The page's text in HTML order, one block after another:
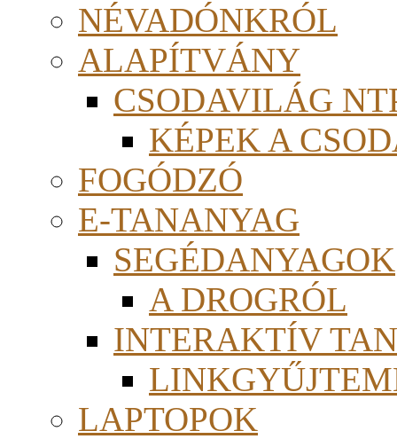
NÉVADÓNKRÓL
ALAPÍTVÁNY
CSODAVILÁG
KÉPEK A
FOGÓDZÓ
E-TANANYAG
SEGÉDANYAGOK
A DROGRÓL
INTERAKTÍV
LAPTOPOK